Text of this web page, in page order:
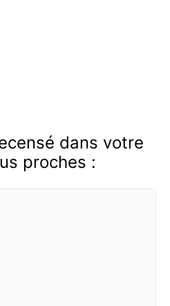
dans votre
proches :